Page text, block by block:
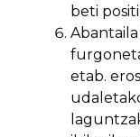
beti
etab.